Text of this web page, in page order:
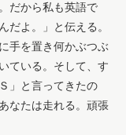
だから私も英語で
だよ。」と伝える。
手を置き何かぶつぶ
ている。そして、す
」と言ってきたの
なたは走れる。頑張